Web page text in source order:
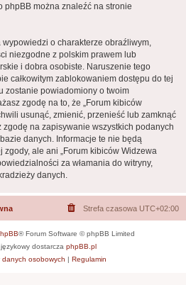
phpBB można znaleźć na stronie
o charakterze obraźliwym,
niezgodne z polskim prawem lub
i dobra osobiste. Naruszenie tego
całkowitym zablokowaniem dostępu do tej
zostanie powiadomiony o twoim
zgodę na to, że „Forum kibiców
usunąć, zmienić, przenieść lub zamknąć
zgodę na zapisywanie wszystkich podanych
danych. Informacje te nie będą
ale ani „Forum kibiców Widzewa
za włamania do witryny,
danych.
Strefa czasowa UTC+02:00
® Forum Software © phpBB Limited
dostarcza phpBB.pl
osobowych | Regulamin